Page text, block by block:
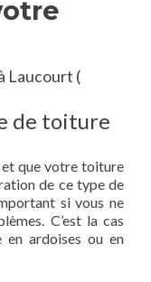
Laucourt (
de toiture
que votre toiture
de ce type de
si vous ne
C’est la cas
en ardoises ou en